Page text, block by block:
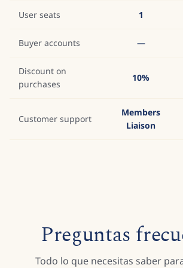
User seats 1
Buyer accounts —
Discount on
purchases
10%
Customer support
Members
Liaison
Preguntas
Todo lo que necesitas saber